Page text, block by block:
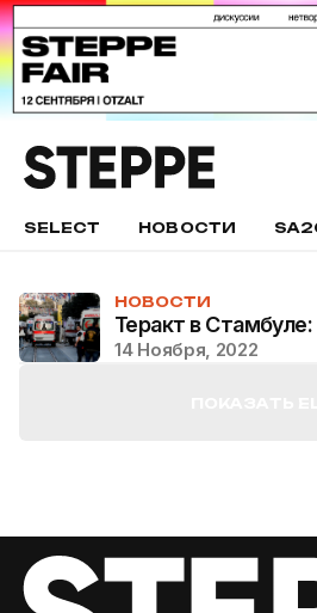
SELECT НОВОСТИ
НОВОСТИ
Теракт в
14 Ноября, 2022